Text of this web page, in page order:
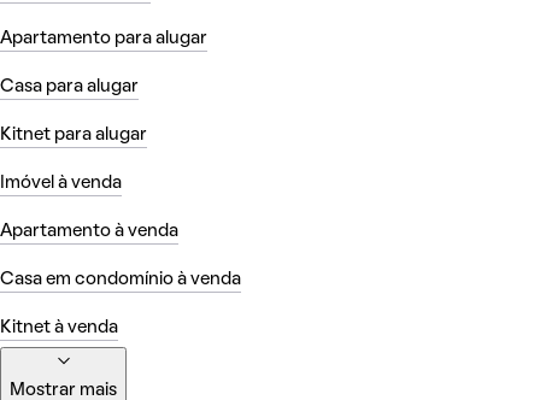
Apartamento para alugar
Casa para alugar
Kitnet para alugar
Imóvel à venda
Apartamento à venda
Casa em condomínio à venda
Kitnet à venda
Mostrar mais